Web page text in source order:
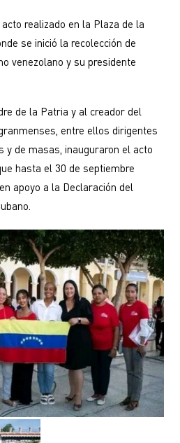
realizado en la Plaza de la
se inició la recolección de
venezolano y su presidente
de la Patria y al creador del
entre ellos dirigentes
y de masas, inauguraron el acto
hasta el 30 de septiembre
apoyo a la Declaración del